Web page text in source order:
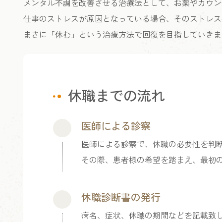
メンタル不調を改善させる治療法として、お薬やカウ
仕事のストレスが原因となっている場合、そのストレ
まさに「休む」という治療方法で回復を目指していき
休職までの流れ
医師による診察
医師による診察で、休職の必要性を判
その際、患者様の希望を踏まえ、最初
休職診断書の発行
病名、症状、休職の期間などを記載致